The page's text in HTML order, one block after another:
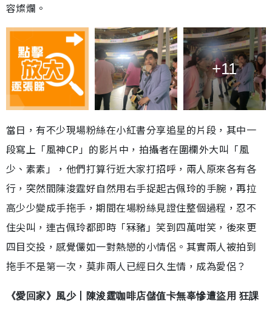
容燦爛。
+11
當日，有不少現場粉絲在小紅書分享追星的片段，其中一
段寫上「風神CP」的影片中，拍攝者在圍欄外大叫「風
少、素素」，他們打算行近大家打招呼，兩人原來各有各
行，突然間陳浚霆好自然用右手捉起古佩玲的手腕，再拉
高少少變成手拖手，期間在場粉絲見證住整個過程，忍不
住尖叫，連古佩玲都即時「冧豬」笑到四萬咁笑，後來更
四目交投，感覺儼如一對熱戀的小情侶。其實兩人被拍到
拖手不是第一次，莫非兩人已經日久生情，成為愛侶？
《愛回家》風少丨陳浚霆咖啡店儲值卡無辜慘遭盜用 狂課